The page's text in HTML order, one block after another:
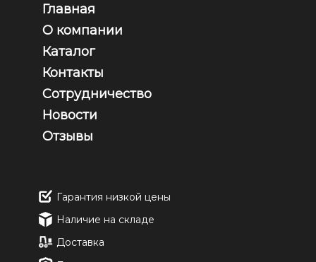
Главная
О компании
Каталог
Контакты
Сотрудничество
Новости
Отзывы
Гарантия низкой цены
Наличие на складе
Доставка